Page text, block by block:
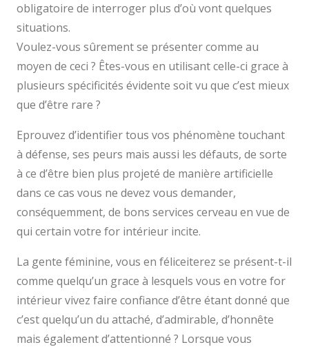
obligatoire de interroger plus d’où vont quelques
situations.
Voulez-vous sûrement se présenter comme au
moyen de ceci ? Êtes-vous en utilisant celle-ci grace à
plusieurs spécificités évidente soit vu que c’est mieux
que d’être rare ?
Eprouvez d’identifier tous vos phénomène touchant
à défense, ses peurs mais aussi les défauts, de sorte
à ce d’être bien plus projeté de manière artificielle
dans ce cas vous ne devez vous demander,
conséquemment, de bons services cerveau en vue de
qui certain votre for intérieur incite.
La gente féminine, vous en féliceiterez se présent-t-il
comme quelqu’un grace à lesquels vous en votre for
intérieur vivez faire confiance d’être étant donné que
c’est quelqu’un du attaché, d’admirable, d’honnête
mais également d’attentionné ? Lorsque vous